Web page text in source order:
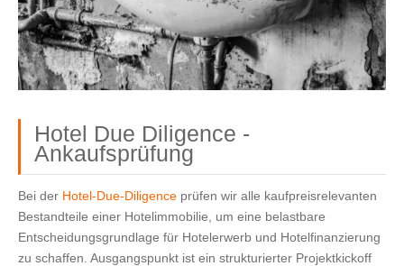
Hotel Due Diligence -
Ankaufsprüfung
Bei der Hotel‑Due‑Diligenceprüfen wir alle kaufpreisrelevanten
Bestandteile einer Hotelimmobilie, um eine belastbare
Entscheidungsgrundlage für Hotelerwerb und Hotelfinanzierung
zu schaffen. Ausgangspunkt ist ein strukturierter Projektkickoff